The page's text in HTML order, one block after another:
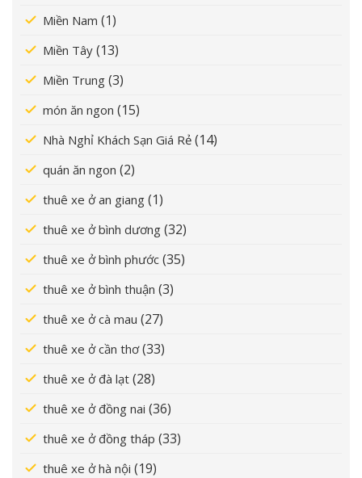
Miền Nam (1)
Miền Tây (13)
Miền Trung (3)
món ăn ngon (15)
Nhà Nghỉ Khách Sạn Giá Rẻ (14)
quán ăn ngon (2)
thuê xe ở an giang (1)
thuê xe ở bình dương (32)
thuê xe ở bình phước (35)
thuê xe ở bình thuận (3)
thuê xe ở cà mau (27)
thuê xe ở cần thơ(33)
thuê xe ở đà lạt (28)
thuê xe ở đồng nai (36)
thuê xe ở đồng tháp (33)
thuê xe ở hà nội (19)